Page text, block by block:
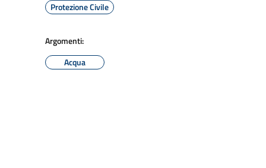
Protezione Civile
Argomenti:
Acqua